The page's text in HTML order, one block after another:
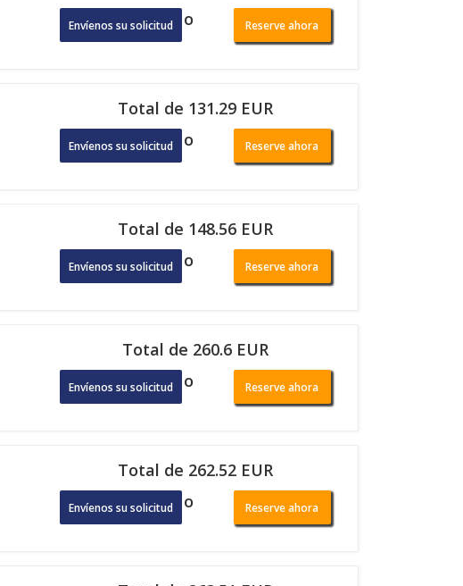
Envíenos su solicitud o Reserve ahora
Total de 131.29 EUR
Envíenos su solicitud o Reserve ahora
Total de 148.56 EUR
Envíenos su solicitud o Reserve ahora
Total de 260.6 EUR
Envíenos su solicitud o Reserve ahora
Total de 262.52 EUR
Envíenos su solicitud o Reserve ahora